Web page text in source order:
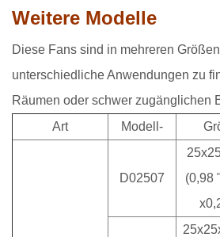
Weitere Modelle
Diese Fans sind in mehreren
unterschiedliche Anwendungen zu
Räumen oder schwer zugänglichen
Art
Modell-
D02507
(0,98